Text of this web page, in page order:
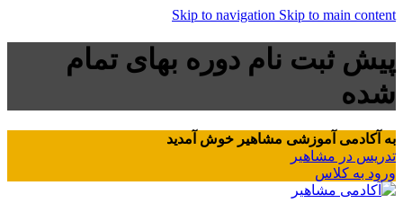
Skip to navigation Skip to main content
پیش ثبت نام دوره بهای تمام
شده
به آکادمی آموزشی مشاهیر خوش آمدید
تدریس در مشاهیر
ورود به کلاس